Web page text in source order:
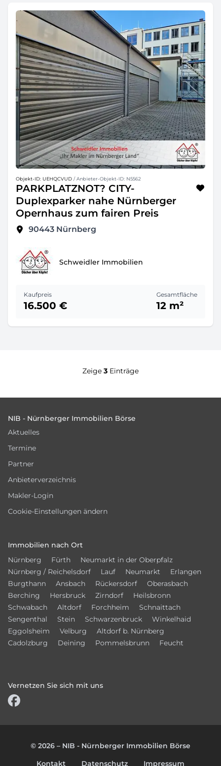
Objekt-ID: UEHQCVUD / Anbieter-Objekt-ID: N5562
PARKPLATZNOT? CITY-
Duplexparker nahe Nürnberger
Opernhaus zum fairen Preis
90443 Nürnberg
Schweidler Immobilien
Kaufpreis
16.500 €
Gesamtfläche
12 m²
Zeige 3 Einträge
NIB - Nürnberger Immobilien Börse
Aktuelles
Termine
Partner
Anbieterverzeichnis
Makler-Login
Cookie-Einstellungen ändern
Immobilien nach Ort
Nürnberg
Fürth
Neumarkt in der Oberpfalz
Nürnberg / Reichelsdorf
Lauf Neumarkt
Erlangen
Burgthann
Ansbach Rückersdorf
Oberasbach
Berching
Hersbruck Zirndorf
Heilsbronn
Schwabach
Altdorf Forchheim
Schnaittach
Sengenthal
Stein Schwarzenbruck
Winkelhaid
Eggolsheim
Velburg
Altdorf b. Nürnberg
Cadolzburg
Deining Pommelsbrunn Feucht
Vernetzen Sie sich mit uns
© 2026 – NIB - Nürnberger Immobilien Börse
Kontakt
Datenschutz Impressum